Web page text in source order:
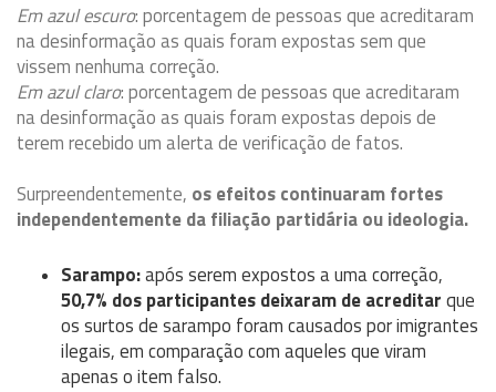
Em azul escuro: porcentagem de pessoas que acreditaram
na desinformação as quais foram expostas sem que
vissem nenhuma correção.
Em azul claro: porcentagem de pessoas que acreditaram
na desinformação as quais foram expostas depois de
terem recebido um alerta de verificação de fatos.
Surpreendentemente, os efeitos continuaram fortes
independentemente da filiação partidária ou ideologia.
Sarampo:após serem expostos a uma correção,
50,7% dos participantes deixaram de acreditarque
os surtos de sarampo foram causados por imigrantes
ilegais, em comparação com aqueles que viram
apenas o item falso.